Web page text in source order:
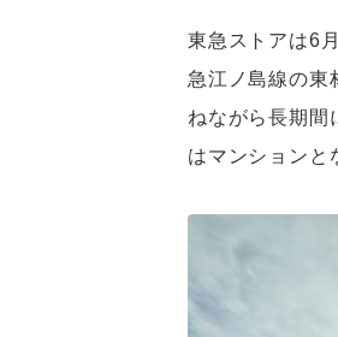
売革新』編集部を
員などを務める。20
ル・リーダーズ』へ
社）「スーパーマー
ブ・ジャパン講師
（中央大学）。モッ
東急ストアは6
急江ノ島線の東
ねながら長期間
はマンションと